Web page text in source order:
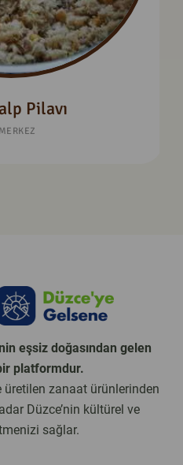
Pilavı
MERKEZ
eşsiz doğasından gelen
platformdur.
üretilen zanaat ürünlerinden
Düzce’nin kültürel ve
sağlar.